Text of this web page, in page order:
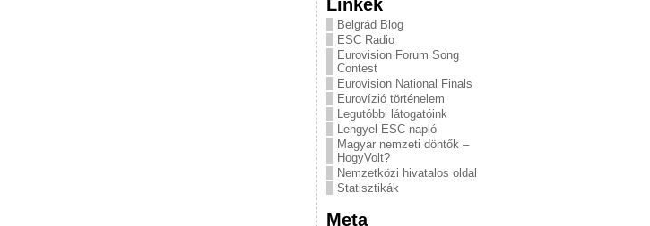
Belgrád Blog
ESC Radio
Eurovision Forum Song
Contest
Eurovision National Finals
Eurovízió történelem
Legutóbbi látogatóink
Lengyel ESC napló
Magyar nemzeti döntők –
HogyVolt?
Nemzetközi hivatalos oldal
Statisztikák
Meta